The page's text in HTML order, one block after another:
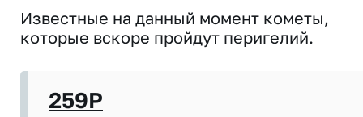
Известные на данный момент кометы,
которые вскоре пройдут перигелий.
259P